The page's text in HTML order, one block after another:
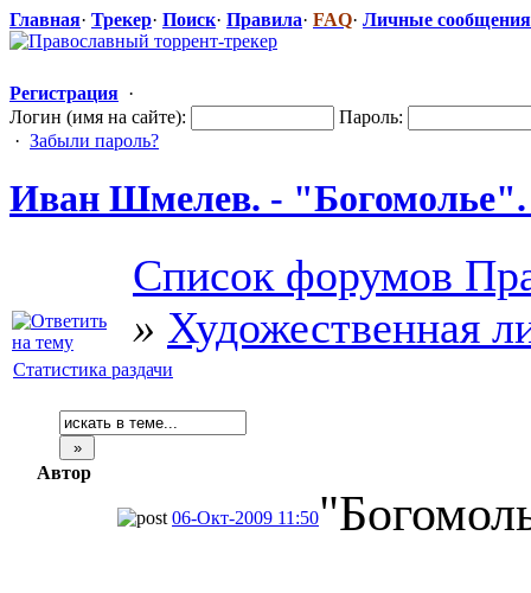
Главная· Трекер· Поиск· Правила· FAQ· Личные сообщения
Регистрация ·
Логин (имя на сайте):
Пароль:
· Забыли пароль?
Иван Шмелев. - "Богомол​ье".
Список форумов
» Художественная
Статистика раздачи
Автор
06-Окт-2009 11:50